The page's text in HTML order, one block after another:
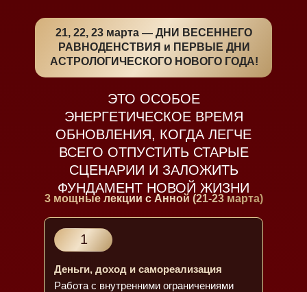
3 мощные лекции с Анной (21-23 марта)
ЭТО ОСОБОЕ
ЭНЕРГЕТИЧЕСКОЕ ВРЕМЯ
ОБНОВЛЕНИЯ, КОГДА ЛЕГЧЕ
ВСЕГО ОТПУСТИТЬ СТАРЫЕ
СЦЕНАРИИ И ЗАЛОЖИТЬ
ФУНДАМЕНТ НОВОЙ ЖИЗНИ
21, 22, 23 марта — ДНИ ВЕСЕННЕГО
РАВНОДЕНСТВИЯ и ПЕРВЫЕ ДНИ
АСТРОЛОГИЧЕСКОГО НОВОГО ГОДА!
1
Деньги, доход и самореализация
Работа с внутренними ограничениями